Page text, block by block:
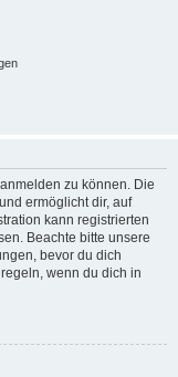
zu können. Die
ermöglicht dir, auf
kann registrierten
Beachte bitte unsere
bevor du dich
wenn du dich in